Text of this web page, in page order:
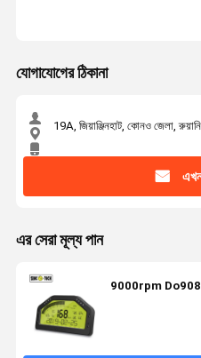
যোগাযোগের ঠিকানা
19A, জিয়াঞ্জিনহাট, কোনও জেলা,
এর সেরা মূল্য পান
9000rpm Do908